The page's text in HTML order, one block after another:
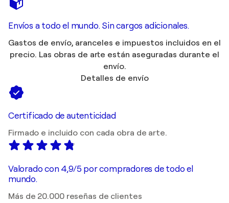
Envíos a todo el mundo. Sin cargos adicionales.
Gastos de envío, aranceles e impuestos incluidos en el
precio. Las obras de arte están aseguradas durante el
envío.
Detalles de envío
Certificado de autenticidad
Firmado e incluido con cada obra de arte.
Valorado con 4,9/5 por compradores de todo el
mundo.
Más de 20.000 reseñas de clientes